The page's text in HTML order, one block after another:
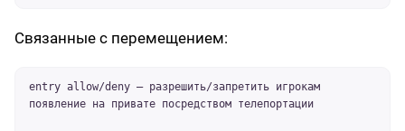
Связанные с перемещением:
entry allow/deny – разрешить/запретить игрокам
появление на привате посредством телепортации